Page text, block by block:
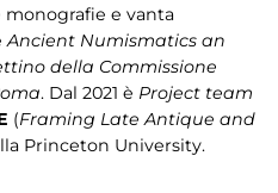
e vanta
Ancient Numismatics an
della Commissione
. Dal 2021 è Project team
(Framing Late Antique and
Princeton University.